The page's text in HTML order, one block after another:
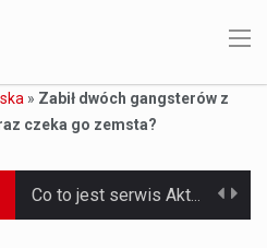
» Zabił dwóch gangsterów z
czeka go zemsta?
Co to jest serwis Aktualności Polska dzisiaj? Serwis Aktualności Polska dzisiaj to żywy i nowoczesny portal, który dostarcza najświeższe wieści z kraju i zagranicy. Obejmuje…